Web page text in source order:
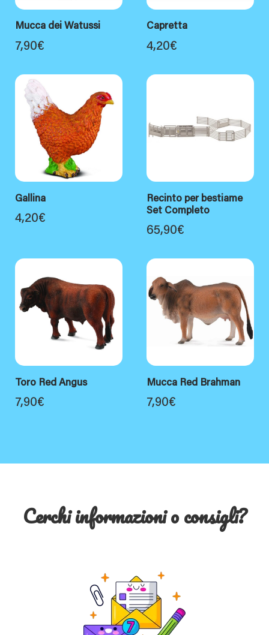
Mucca dei Watussi
7,90€
Capretta
4,20€
Gallina
4,20€
Recinto per bestiame
Set Completo
65,90€
Toro Red Angus
7,90€
Mucca Red Brahman
7,90€
Cerchi informazioni o consigli?